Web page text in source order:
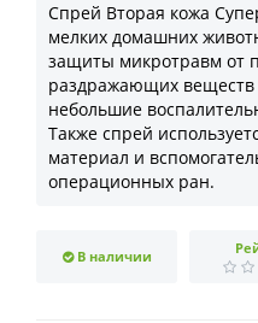
Спрей Вторая кожа
мелких домашних
защиты микротравм от
раздражающих веществ
небольшие
Также спрей
материал и
операционных ран.
В наличии